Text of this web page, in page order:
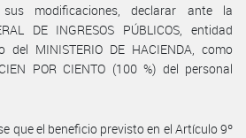
modificaciones, declarar ante la
DE INGRESOS PÚBLICOS, entidad
MINISTERIO DE HACIENDA, como
POR CIENTO (100 %) del personal
que el beneficio previsto en el Artículo 9º